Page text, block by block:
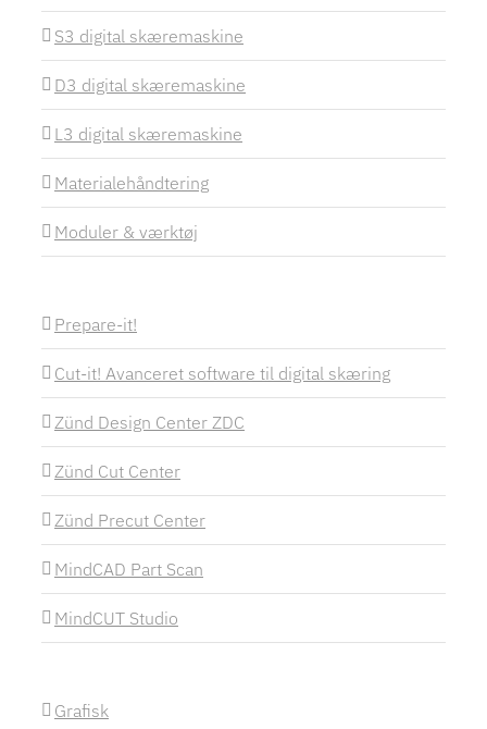
S3 digital skæremaskine
D3 digital skæremaskine
L3 digital skæremaskine
Materialehåndtering
Moduler & værktøj
Prepare-it!
Cut-it! Avanceret software til digital skæring
Zünd Design Center ZDC
Zünd Cut Center
Zünd Precut Center
MindCAD Part Scan
MindCUT Studio
Grafisk